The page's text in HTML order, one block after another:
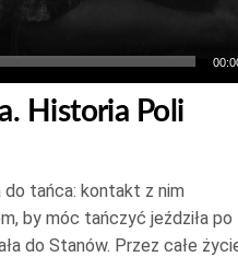
Historia Poli
do tańca: kontakt z nim
by móc tańczyć jeździła po
do Stanów. Przez całe